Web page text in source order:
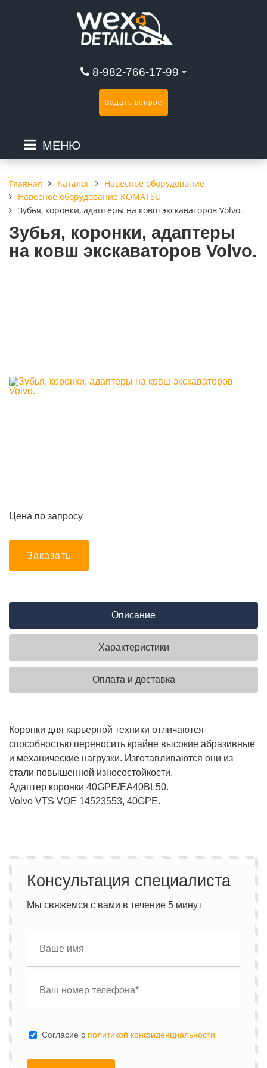
8-982-766-17-99
Задать вопрос
МЕНЮ
Главная Каталог
Навесное оборудование
Навесное оборудование KOMATSU
Зубья, коронки, адаптеры на ковш экскаваторов Volvo.
Зубья, коронки, адаптеры
на ковш экскаваторов Volvo.
Цена по запросу
Заказать
Описание
Характеристики
Оплата и доставка
Коронки для карьерной техники отличаются
способностью переносить крайне высокие абразивные
и механические нагрузки. Изготавливаются они из
стали повышенной износостойкости.
Адаптер коронки 40GPE/EA40BL50.
Volvo VTS VOE 14523553, 40GPE.
Консультация специалиста
Мы свяжемся с вами в течение 5 минут
Cогласие с политикой конфиденциальности